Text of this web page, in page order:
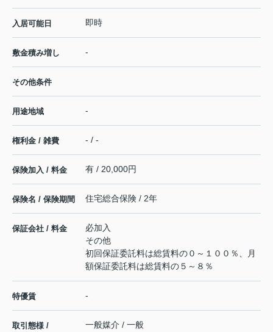
入居可能日 即時
敷金積み増し -
その他条件
用途地域 -
権利金 / 雑費 - / -
保険加入 / 料金 有 / 20,000円
保険名 / 保険期間 住宅総合保険 / 2年
保証会社 / 料金
必加入
その他
初回保証委託料は総賃料の０～１００％、月
額保証委託料は総賃料の５～８％
特優賃 -
取引態様 /
一般媒介 / 一般